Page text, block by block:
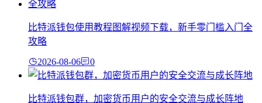
比特派钱包使用教程图解视频下载，新手零门槛入门全
攻略
2026-08-06 0
比特派钱包群，加密货币用户的安全交流与成长阵地